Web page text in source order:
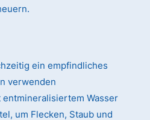
ein empfindliches
verwenden
Wasser
um Flecken, Staub und